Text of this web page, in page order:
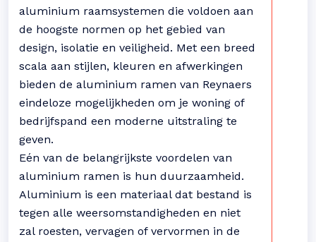
aluminium raamsystemen die voldoen aan
de hoogste normen op het gebied van
design, isolatie en veiligheid. Met een breed
scala aan stijlen, kleuren en afwerkingen
bieden de aluminium ramen van Reynaers
eindeloze mogelijkheden om je woning of
bedrijfspand een moderne uitstraling te
geven.
Eén van de belangrijkste voordelen van
aluminium ramen is hun duurzaamheid.
Aluminium is een materiaal dat bestand is
tegen alle weersomstandigheden en niet
zal roesten, vervagen of vervormen in de